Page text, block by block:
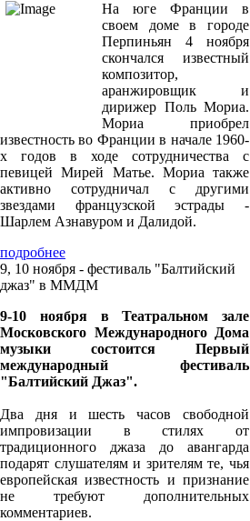
На юге Франции в
своем доме в городе
Перпиньян 4 ноября
скончался известный
композитор,
аранжировщик и
дирижер Поль Мориа.
Мориа приобрел
известность во Франции в начале 1960-
х годов в ходе сотрудничества с
певицей Мирей Матье. Мориа также
активно сотрудничал с другими
звездами французской эстрады -
Шарлем Азнавуром и Далидой.
подробнее
9, 10 ноября - фестиваль "Балтийский
джаз" в ММДМ
9-10 ноября в Театральном зале
Московского Международного Дома
музыки состоится Первый
международный фестиваль
"Балтийский Джаз".
Два дня и шесть часов свободной
импровизации в стилях от
традиционного джаза до авангарда
подарят слушателям и зрителям те, чья
европейская известность и признание
не требуют дополнительных
комментариев.